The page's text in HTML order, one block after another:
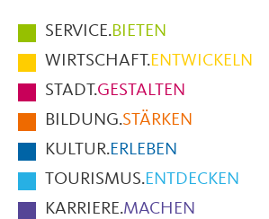
Hauptmenüpunkte
im
Fußbereich
der
Seite
SERVICE.BIETEN
WIRTSCHAFT.ENTWICKELN
STADT.GESTALTEN
BILDUNG.STÄRKEN
KULTUR.ERLEBEN
TOURISMUS.ENTDECKEN
KARRIERE.MACHEN